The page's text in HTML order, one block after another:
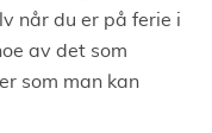
når du er på ferie i
av det som
som man kan